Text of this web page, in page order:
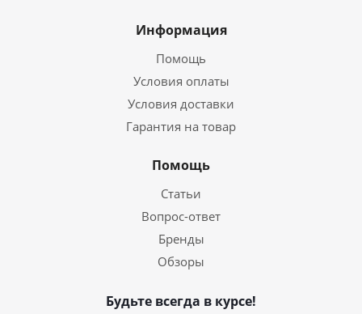
Информация
Помощь
Условия оплаты
Условия доставки
Гарантия на товар
Помощь
Статьи
Вопрос-ответ
Бренды
Обзоры
Будьте всегда в курсе!